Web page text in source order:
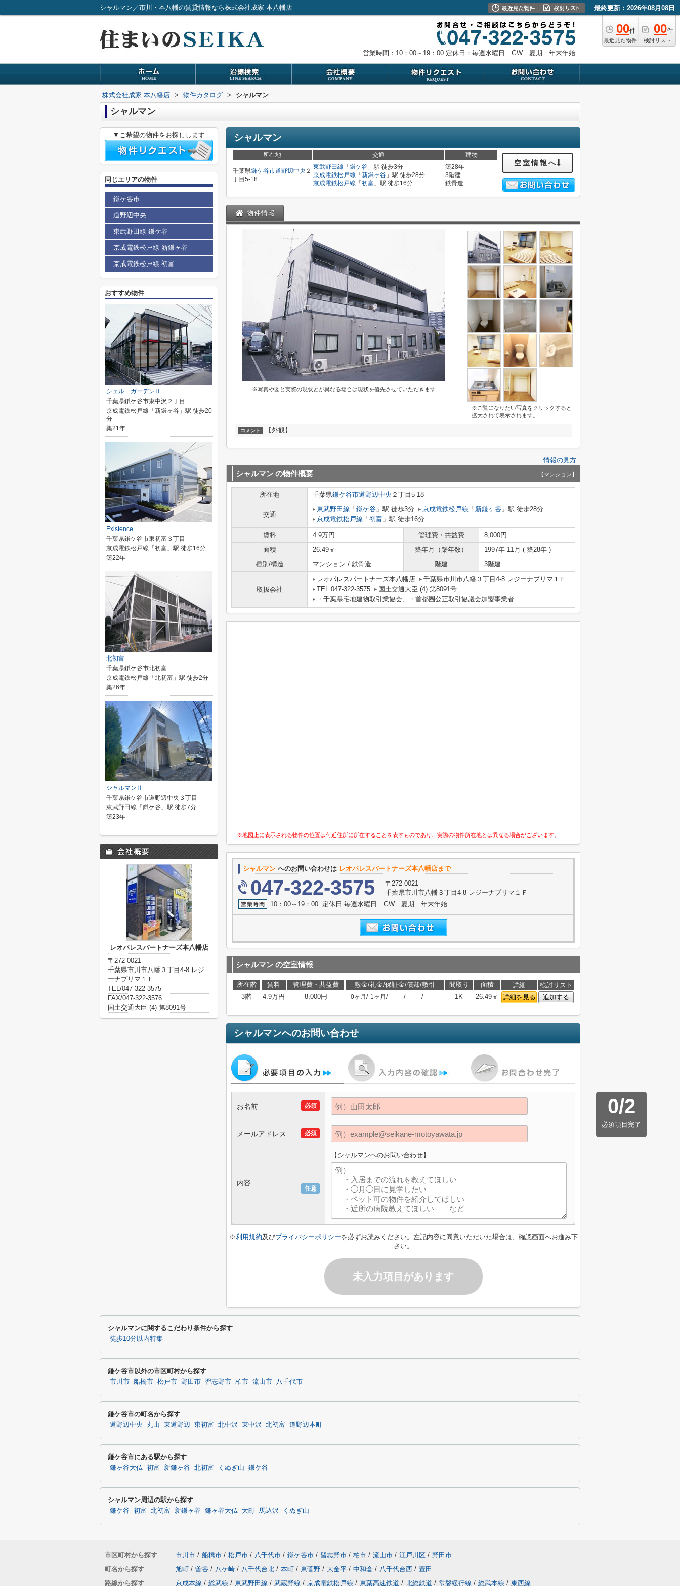
シャルマン／市川・本八幡の賃貸情報なら株式会社成家 本八幡店 最終更新：2026年08月08日
00件
最近見た物件
00件
検討リスト
営業時間：10：00～19：00 定休日：毎週水曜日 GW 夏期 年末年始
株式会社成家 本八幡店 > 物件カタログ > シャルマン
シャルマン
シャルマン
所在地 交通 建物
千葉県鎌ケ谷市道野辺中央 ２
丁目5-18
東武野田線 「 鎌ケ谷 」駅 徒歩3分
京成電鉄松戸線 「 新鎌ヶ谷 」駅 徒歩28分
京成電鉄松戸線 「 初富 」駅 徒歩16分
築28年
3階建
鉄骨造
空室情報へ
物件情報
※写真や図と実際の現状とが異なる場合は現状を優先させていただきます
※ご覧になりたい写真をクリックすると
拡大されて表示されます。
コメント 【外観】
情報の見方
シャルマンの物件概要 【マンション】
所在地 千葉県鎌ケ谷市道野辺中央 ２丁目5-18
交通
東武野田線 「 鎌ケ谷 」駅 徒歩3分 京成電鉄松戸線 「 新鎌ヶ谷 」駅 徒歩28分
京成電鉄松戸線 「 初富 」駅 徒歩16分
賃料 4.9万円 管理費・共益費
8,000円
面積
26.49㎡ 築年月（築年数）
1997年 11月 ( 築28年 )
種別/構造
マンション / 鉄骨造 階建 3階建
取扱会社
レオパレスパートナーズ本八幡店
千葉県市川市八幡３丁目4-8 レジーナプリマ１Ｆ
TEL:047-322-3575
国土交通大臣 (4) 第8091号
・千葉県宅地建物取引業協会、・首都圏公正取引協議会加盟事業者
※地図上に表示される物件の位置は付近住所に所在することを表すものであり、実際の物件所在地とは異なる場合がございます。
シャルマン へのお問い合わせは レオパレスパートナーズ本八幡店まで
047-322-3575
〒272-0021
千葉県市川市八幡３丁目4-8 レジーナプリマ１Ｆ
10：00～19：00 定休日:毎週水曜日 GW 夏期 年末年始
シャルマンの空室情報
所在階 賃料 管理費・共益費 敷金/礼金/保証金/償却/敷引 間取り 面積 詳細
検討リスト
3階
4.9万円 8,000円 0ヶ月 / 1ヶ月 / - / - / - 1K 26.49㎡ 詳細を見る 追加する
シャルマンへのお問い合わせ
0/2
必須項目完了
必須
お名前
必須
メールアドレス
任意
内容
【シャルマンへのお問い合わせ】
※利用規約及びプライバシーポリシーを必ずお読みください。左記内容に同意いただいた場合は、確認画面へお進み下
さい。
未入力項目があります
▼ご希望の物件をお探しします
同じエリアの物件
鎌ケ谷市
道野辺中央
東武野田線 鎌ケ谷
京成電鉄松戸線 新鎌ヶ谷
京成電鉄松戸線 初富
おすすめ物件
シェル ガーデンⅡ
千葉県鎌ケ谷市東中沢２丁目
京成電鉄松戸線「新鎌ヶ谷」駅 徒歩20
分
築21年
Existence
千葉県鎌ケ谷市東初富３丁目
京成電鉄松戸線「初富」駅 徒歩16分
築22年
北初富
千葉県鎌ケ谷市北初富
京成電鉄松戸線「北初富」駅 徒歩2分
築26年
シャルマンⅡ
千葉県鎌ケ谷市道野辺中央３丁目
東武野田線「鎌ケ谷」駅 徒歩7分
築23年
レオパレスパートナーズ本八幡店
〒272-0021
千葉県市川市八幡３丁目4-8 レジ
ーナプリマ１Ｆ
TEL/047-322-3575
FAX/047-322-3576
国土交通大臣 (4) 第8091号
シャルマンに関するこだわり条件から探す
徒歩10分以内特集
鎌ケ谷市以外の市区町村から探す
市川市 船橋市 松戸市 野田市 習志野市 柏市 流山市 八千代市
鎌ケ谷市の町名から探す
道野辺中央 丸山 東道野辺 東初富 北中沢 東中沢 北初富 道野辺本町
鎌ケ谷市にある駅から探す
鎌ヶ谷大仏 初富 新鎌ヶ谷 北初富 くぬぎ山 鎌ケ谷
シャルマン周辺の駅から探す
鎌ケ谷 初富 北初富 新鎌ヶ谷 鎌ヶ谷大仏 大町 馬込沢 くぬぎ山
市区町村から探す 市川市 / 船橋市 / 松戸市 / 八千代市 / 鎌ケ谷市 / 習志野市 / 柏市 / 流山市 / 江戸川区 / 野田市
町名から探す
旭町 / 曽谷 / 八ケ崎 / 八千代台北 / 本町 / 東菅野 / 大金平 / 中和倉 / 八千代台西 / 萱田
路線から探す
京成本線 / 総武線 / 東武野田線 / 武蔵野線 / 京成電鉄松戸線 / 東葉高速鉄道 / 北総鉄道 / 常磐緩行線 / 総武本線 / 東西線